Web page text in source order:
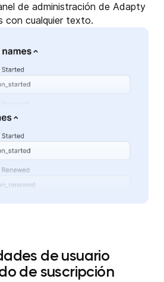
de administración de Adapty
con cualquier texto.
de usuario
de suscripción